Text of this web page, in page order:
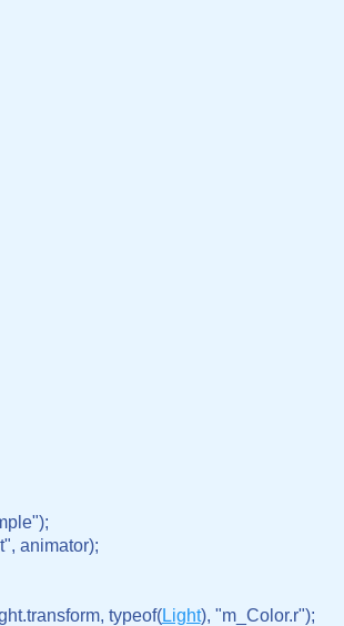
animator);
typeof(
Light), "m_Color.r");